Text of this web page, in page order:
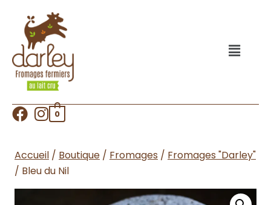
0
Accueil / Boutique / Fromages / Fromages "Darley"
/ Bleu du Nil